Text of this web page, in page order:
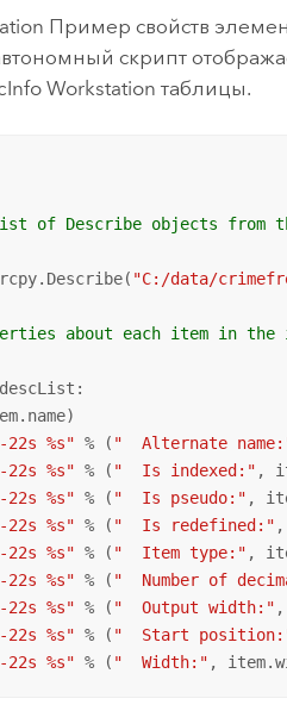
Пример свойств
скрипт
Workstation таблицы.
of Describe objects from
"C:/data/
about each item in the
descList:
22s %s" % ( "  Alternate
22s %s" % ( "  Is indexed:" ,
22s %s" % ( "  Is pseudo:" ,
22s %s" % ( "  Is redefined:"
22s %s" % ( "  Item type:" ,
22s %s" % ( "  Number of
22s %s" % ( "  Output width:"
22s %s" % ( "  Start
22s %s" % ( "  Width:" ,